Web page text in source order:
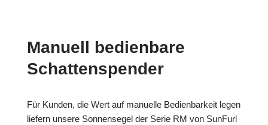
Manuell bedienbare
Schattenspender
Für Kunden, die Wert auf manuelle Bedienbarkeit legen
liefern unsere Sonnensegel der Serie RM von SunFurl